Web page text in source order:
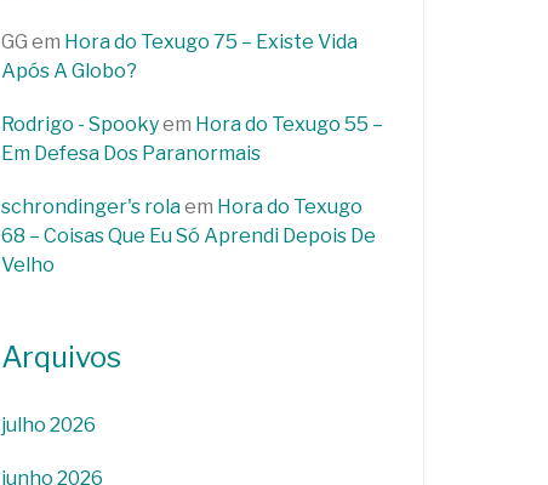
GG em Hora do Texugo 75 – Existe Vida
Após A Globo?
Rodrigo - Spookyem Hora do Texugo 55 –
Em Defesa Dos Paranormais
schrondinger's rolaem Hora do Texugo
68 – Coisas Que Eu Só Aprendi Depois De
Velho
Arquivos
julho 2026
junho 2026